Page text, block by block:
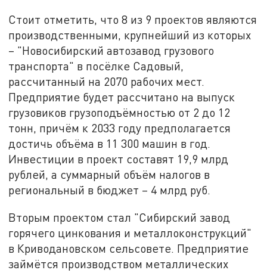
Стоит отметить, что 8 из 9 проектов являются
производственными, крупнейший из которых
– "Новосибирский автозавод грузового
транспорта" в посёлке Садовый,
рассчитанный на 2070 рабочих мест.
Предприятие будет рассчитано на выпуск
грузовиков грузоподъёмностью от 2 до 12
тонн, причём к 2033 году предполагается
достичь объёма в 11 300 машин в год.
Инвестиции в проект составят 19,9 млрд
рублей, а суммарный объём налогов в
региональный в бюджет – 4 млрд руб.
Вторым проектом стал "Сибирский завод
горячего цинкования и металлоконструкций"
в Криводановском сельсовете. Предприятие
займётся производством металлических